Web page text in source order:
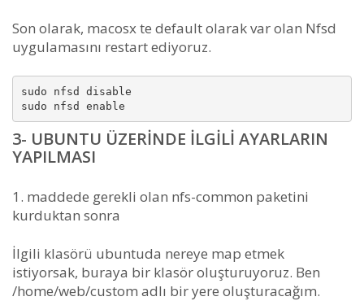
Son olarak, macosx te default olarak var olan Nfsd
uygulamasını restart ediyoruz.
sudo nfsd disable
sudo nfsd enable
3- UBUNTU ÜZERINDE ILGILI AYARLARIN
YAPILMASI
1. maddede gerekli olan nfs-common paketini
kurduktan sonra
İlgili klasörü ubuntuda nereye map etmek
istiyorsak, buraya bir klasör oluşturuyoruz. Ben
/home/web/custom adlı bir yere oluşturacağım.